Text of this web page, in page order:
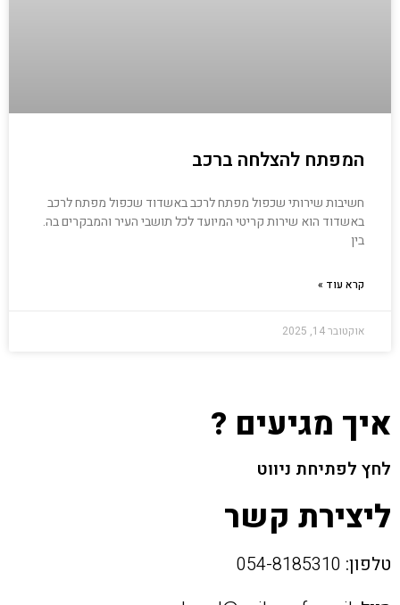
המפתח להצלחה ברכב
חשיבות שירותי שכפול מפתח לרכב באשדוד שכפול מפתח לרכב
באשדוד הוא שירות קריטי המיועד לכל תושבי העיר והמבקרים בה.
בין
קרא עוד »
אוקטובר 14, 2025
איך מגיעים ?
לחץ לפתיחת ניווט
ליצירת קשר
טלפון: